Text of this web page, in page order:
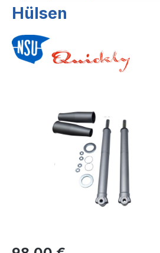
Hülsen
Regulärer Preis: